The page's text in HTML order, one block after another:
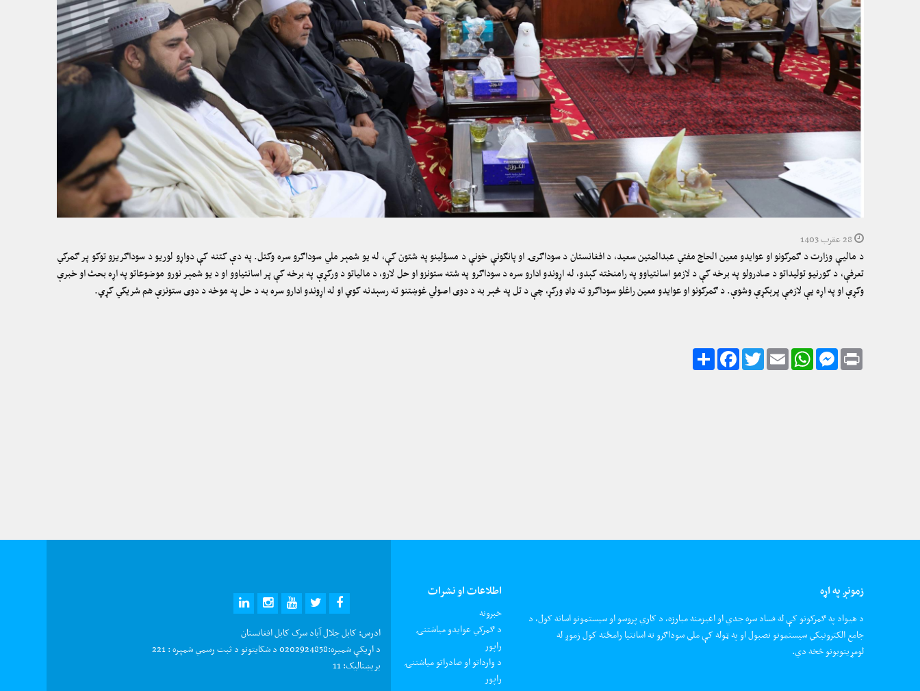
د مالیې وزارت د ګمرکونو او عوایدو معین الحاج مفتي عبدالمتین سعید، د افغانستان د سوداګرۍ او پانګونې خونې د مسؤلینو په شتون کې، له یو شمېر ملي سوداګرو سره وکتل. په دې کتنه کې دواړو لوریو د سوداګریزو توکو پر ګمرکي
تعرفې، د کورنیو تولیداتو د صادرولو په برخه کې د لازمو اسانتیاوو په رامنځته کېدو، له اړوندو ادارو سره د سوداګرو په شته ستونزو او حل لارو، د مالیاتو د ورکړې په برخه کې پر اسانتیاوو او د یو شمېر نورو موضوعاتو په اړه بحث او خبرې
وکړې او په اړه یې لازمې پرېکړې وشوې. د ګمرکونو او عوایدو معین راغلو سوداګرو ته ډاډ ورکړ، چې د تل په څېر به د دوی اصولي غوښتنو ته رسېدنه کوي او له اړوندو ادارو سره به د حل په موخه د دوی ستونزې هم شریکي کړي.
ShareFacebookTwitterEmail
WhatsAppMessenger Print
زمونږ په اړه
د هیواد په ګمرکونو کې له فساد سره جدي او اغیزمنه مبارزه، د کاري پروسو او سیستمونو اسانه کول، د
جامع الکترونیکي سیستمونو نصبول او په ټوله کې ملي سوداګرو ته اسانتیا رامځته کول زموږ له
لومړیتوبونو څخه دي.
اطلاعات او نشرات
خبرونه
د ګمرکي عوایدو میاشتنۍ
راپور
د وارداتو او صادراتو میاشتنۍ
راپور
FACEBOOK
TWITTER
YOUTUBE
INSTAGRAM
LINKEDIN
ادرس:کابل جلال آباد سرک کابل افغانستان
د اړیکې شمیره:0202924858 د شکایتونو د ثبت رسمي شمېره : 221
بریښنالیک: